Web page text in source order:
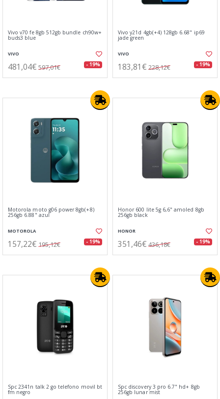
Vivo v70 fe 8gb 512gb bundle ch90w+
buds3 blue
VIVO
481,04€ 597,01€ - 19%
Vivo y21d 4gb(+4) 128gb 6.68" ip69
jade green
VIVO
183,81€ 228,12€ - 19%
Motorola moto g06 power 8gb(+8)
256gb 6.88" azul
MOTOROLA
157,22€ 195,12€ - 19%
Honor 600 lite 5g 6,6" amoled 8gb
256gb black
HONOR
351,46€ 436,18€ - 19%
Spc 2341n talk 2 go telefono movil bt
fm negro
Spc discovery 3 pro 6.7" hd+ 8gb
256gb lunar mist